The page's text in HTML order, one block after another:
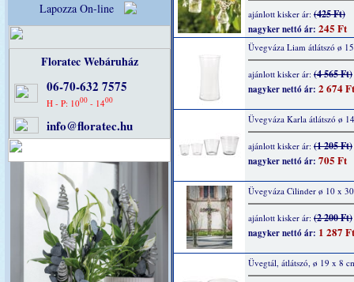
Lapozza On-line
Floratec Webáruház
06-70-632 7575
H - P: 1000- 1400
info@floratec.hu
ajánlott kisker ár: (425 Ft)
nagyker nettó ár: 245 Ft
Üvegváza Liam átlátszó ø
ajánlott kisker ár: (4 565 Ft)
nagyker nettó ár: 2 674 Ft
Üvegváza Karla átlátszó ø
ajánlott kisker ár: (1 205 Ft)
nagyker nettó ár: 705 Ft
Üvegváza Cilinder ø 10 x
ajánlott kisker ár: (2 200 Ft)
nagyker nettó ár: 1 287 Ft
Üvegtál, átlátszó, ø 19 x 8